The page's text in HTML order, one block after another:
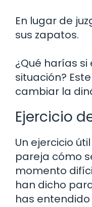
En lugar de
sus zapatos.
¿Qué harías si
situación?
cambiar la
Ejercicio
Un ejercicio
pareja cómo
momento
han dicho
has entendido